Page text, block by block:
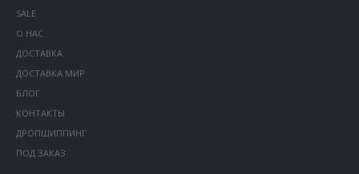
SALE
О НАС
ДОСТАВКА
ДОСТАВКА МИР
БЛОГ
КОНТАКТЫ
ДРОПШИППИНГ
ПОД ЗАКАЗ